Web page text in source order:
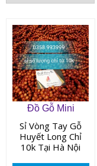
Đồ Gỗ Mini
Sỉ Vòng Tay Gỗ
Huyết Long Chỉ
10k Tại Hà Nội